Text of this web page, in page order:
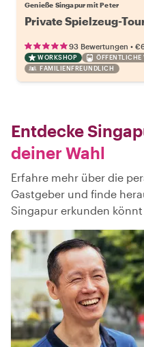
Genieße Singapur mit Peter
Private Spielzeug-
93 Bewertungen •
WORKSHOP
ÖFFENTLICHE
FAMILIENFREUNDLICH
Entdecke
deiner Wahl
Erfahre mehr über die
Gastgeber und finde
Singapur erkunden könnt